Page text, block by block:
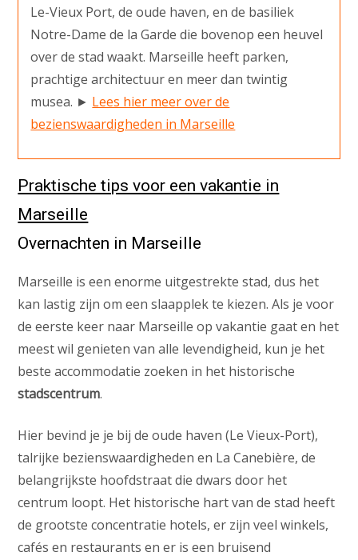
Le-Vieux Port, de oude haven, en de basiliek
Notre-Dame de la Garde die bovenop een heuvel
over de stad waakt. Marseille heeft parken,
prachtige architectuur en meer dan twintig
musea. ► Lees hier meer over de
bezienswaardigheden in Marseille
Praktische tips voor een vakantie in
Marseille
Overnachten in Marseille
Marseille is een enorme uitgestrekte stad, dus het
kan lastig zijn om een slaapplek te kiezen. Als je voor
de eerste keer naar Marseille op vakantie gaat en het
meest wil genieten van alle levendigheid, kun je het
beste accommodatie zoeken in het historische
stadscentrum.
Hier bevind je je bij de oude haven (Le Vieux-Port),
talrijke bezienswaardigheden en La Canebière, de
belangrijkste hoofdstraat die dwars door het
centrum loopt. Het historische hart van de stad heeft
de grootste concentratie hotels, er zijn veel winkels,
cafés en restaurants en er is een bruisend